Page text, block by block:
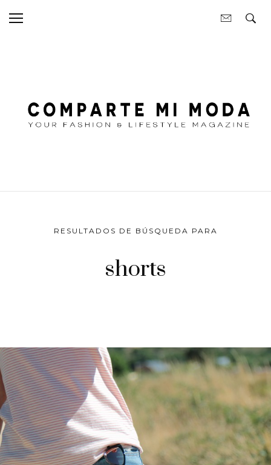
RESULTADOS DE BÚSQUEDA PARA
shorts